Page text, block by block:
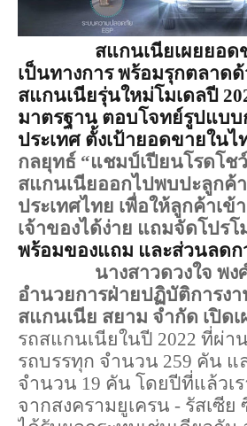
สแกนเนียเผยยอด
เป็นทางการ พร้อมรุกตลาด
สแกนเนียรุ่นใหม่โมเดลปี
มาตรฐาน ตอบโจทย์รูปแบบ
ประเทศ ตั้งเป้ายอดขายในไ
กลยุทธ์ “แชมป์เปียนโรดโช
สแกนเนียออกไปพบปะลูกค้
ประเทศไทย เพื่อให้ลูกค้าเข้
เจ้าของได้ง่าย แถมจัดโปร
พร้อมของแถม และส่วนลดก
นางสาวดวงใจ พง
อำนวยการฝ่ายปฏิบัติการง
สแกนเนีย สยาม จำกัด เปิดเ
รถสแกนเนียในปี 2022 ที่ผ่า
รถบรรทุก จำนวน 259 คัน แ
จำนวน 19 คัน โดยปีที่แล้วเ
จากสงครามยูเครน - รัสเซี